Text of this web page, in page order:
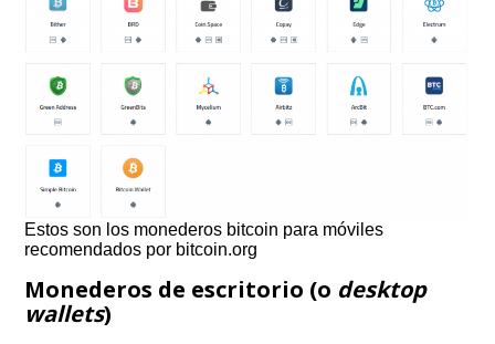
Estos son los monederos bitcoin para móviles
recomendados por bitcoin.org
Monederos de escritorio (o desktop
wallets)